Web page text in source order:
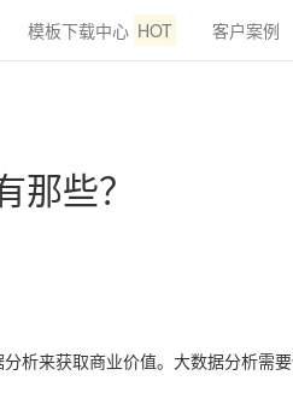
模板下载中心 HOT 客户案例
些？
析来获取商业价值。大数据分析需要